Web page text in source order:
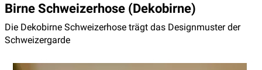
Birne Schweizerhose (Dekobirne)
Die Dekobirne Schweizerhose trägt das Designmuster der
Schweizergarde